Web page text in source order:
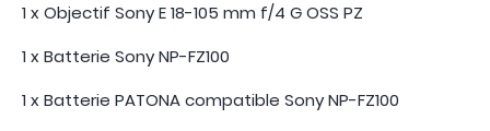
1 x Objectif Sony E 18-105 mm f/4 G OSS PZ
1 x Batterie Sony NP-FZ100
1 x Batterie PATONA compatible Sony NP-FZ100